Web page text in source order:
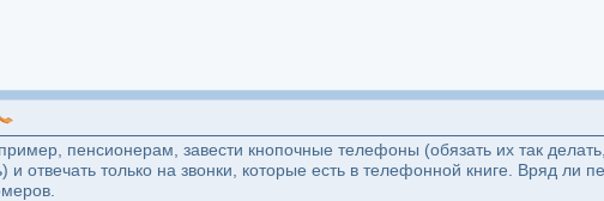
пенсионерам, завести кнопочные телефоны (обязать их так
и отвечать только на звонки, которые есть в телефонной книге. Вряд ли